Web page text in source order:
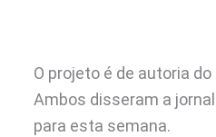
O projeto é de autoria
Ambos disseram a
para esta semana.